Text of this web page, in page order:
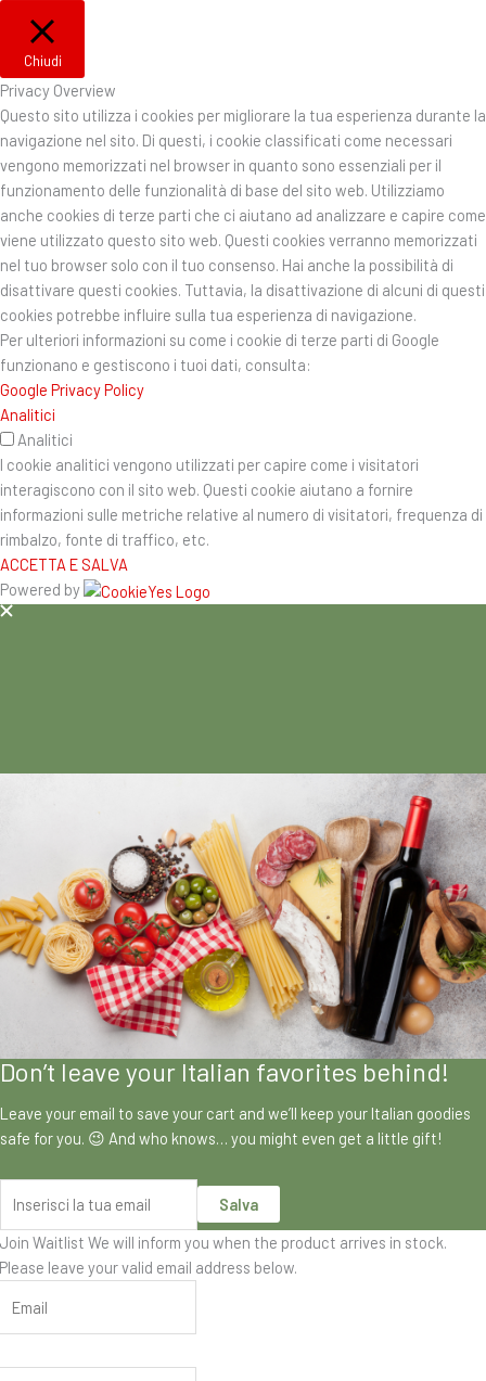
Chiudi
Privacy Overview
Questo sito utilizza i cookies per migliorare la tua esperienza durante la
navigazione nel sito. Di questi, i cookie classificati come necessari
vengono memorizzati nel browser in quanto sono essenziali per il
funzionamento delle funzionalità di base del sito web. Utilizziamo
anche cookies di terze parti che ci aiutano ad analizzare e capire come
viene utilizzato questo sito web. Questi cookies verranno memorizzati
nel tuo browser solo con il tuo consenso. Hai anche la possibilità di
disattivare questi cookies. Tuttavia, la disattivazione di alcuni di questi
cookies potrebbe influire sulla tua esperienza di navigazione.
Per ulteriori informazioni su come i cookie di terze parti di Google
funzionano e gestiscono i tuoi dati, consulta:
Google Privacy Policy
Analitici
Analitici
I cookie analitici vengono utilizzati per capire come i visitatori
interagiscono con il sito web. Questi cookie aiutano a fornire
informazioni sulle metriche relative al numero di visitatori, frequenza di
rimbalzo, fonte di traffico, etc.
ACCETTA E SALVA
Powered by
Don’t leave your Italian favorites behind!
Leave your email to save your cart and we’ll keep your Italian goodies
safe for you. 😉 And who knows… you might even get a little gift!
Salva
Join Waitlist We will inform you when the product arrives in stock.
Please leave your valid email address below.